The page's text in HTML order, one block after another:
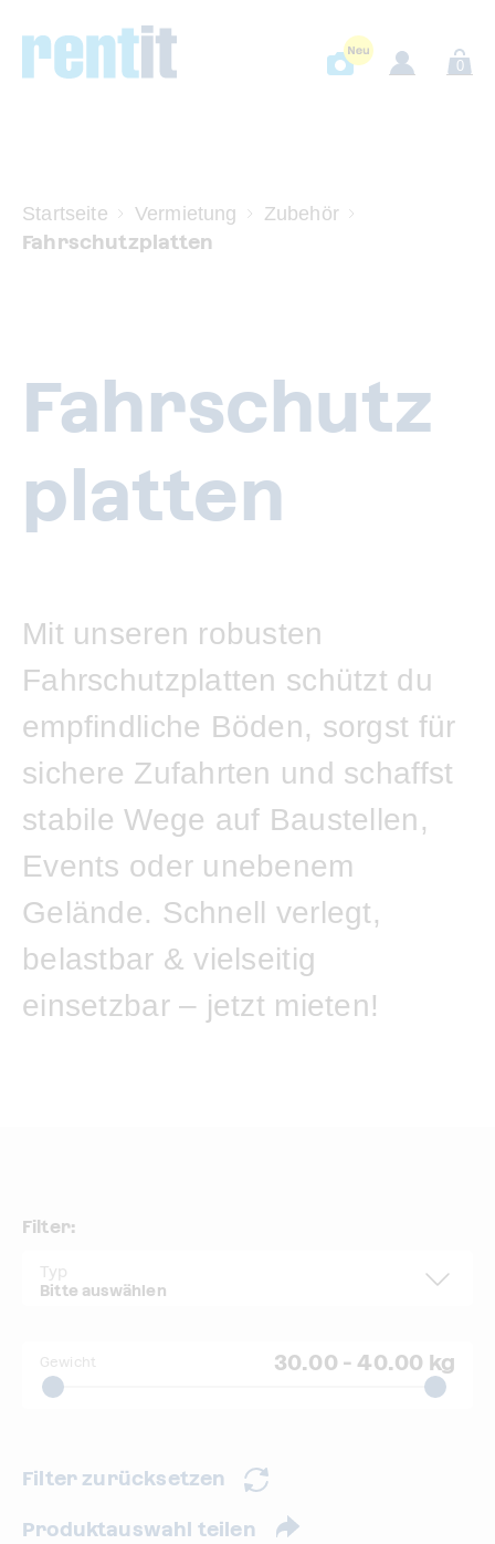
0
Startseite Vermietung Zubehör
Fahrschutzplatten
Fahrschutz
platten
Mit unseren robusten
Fahrschutzplatten schützt du
empfindliche Böden, sorgst für
sichere Zufahrten und schaffst
stabile Wege auf Baustellen,
Events oder unebenem
Gelände. Schnell verlegt,
belastbar & vielseitig
einsetzbar – jetzt mieten!
Filter:
Typ
Gewicht 30.00 - 40.00 kg
Filter zurücksetzen
Produktauswahl teilen